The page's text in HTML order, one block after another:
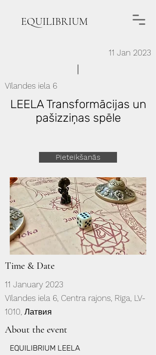
EQUILIBRIUM
11 Jan 2023
Vīlandes iela 6
LEELA Transformācijas un
pašizziņas spēle
Pieteikšanās
Time & Date
11 January 2023
Vīlandes iela 6, Centra rajons, Rīga, LV-
1010, Латвия
About the event
EQUILIBRIUM LEELA